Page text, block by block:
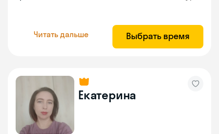
Читать дальше Выбрать время
Екатерина